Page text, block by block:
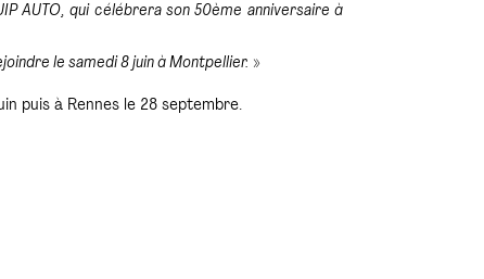
AUTO, qui célébrera son 50ème anniversaire à
le samedi 8 juin à Montpellier. »
puis à Rennes le 28 septembre.